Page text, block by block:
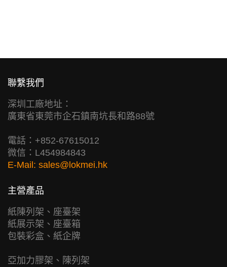
聯繫我們
深圳工廠地址：
廣東省東莞市企石鎮南坑長和路88號
電話：+852-67615012
微信：L454984843
E-Mail: sales@lokmei.hk
主營產品
紙陳列架、座臺架
紙展示架、座臺箱
包裝彩盒、紙企牌
亞加力膠架、陳列架